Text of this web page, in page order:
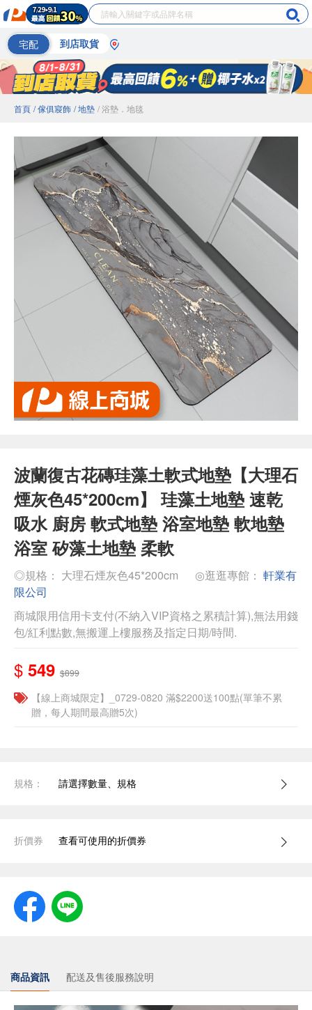
宅配 到店取貨
首頁 / 傢俱寢飾 / 地墊 / 浴墊．地毯
波蘭復古花磚珪藻土軟式地墊【大理石
煙灰色45*200cm】 珪藻土地墊 速乾
吸水 廚房 軟式地墊 浴室地墊 軟地墊
浴室 矽藻土地墊 柔軟
◎規格： 大理石煙灰色45*200cm ◎逛逛專館： 軒業有
限公司
商城限用信用卡支付(不納入VIP資格之累積計算),無法用錢
包/紅利點數,無搬運上樓服務及指定日期/時間.
$ 549 $899
【線上商城限定】_0729-0820 滿$2200送100點(單筆不累
贈，每人期間最高贈5次)
規格： 請選擇數量、規格
折價券 查看可使用的折價券
商品資訊 配送及售後服務說明